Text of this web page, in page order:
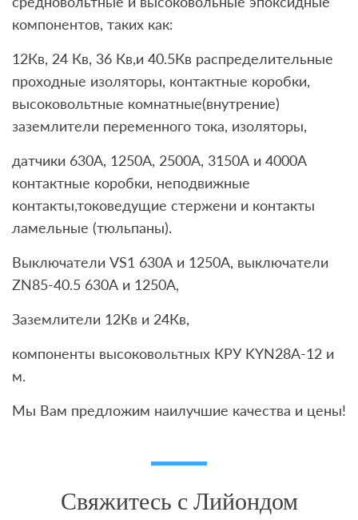
компонентов, таких как:
12Кв, 24 Кв, 36 Кв,и 40.5Кв распределительные
проходные изоляторы, контактные коробки,
высоковольтные комнатные(внутрение)
заземлители переменного тока, изоляторы,
датчики 630А, 1250A, 2500А, 3150А и 4000А
контактные коробки, неподвижные
контакты,токоведущие стержени и контакты
ламельные (тюльпаны).
Выключатели VS1 630А и 1250А, выключатели
ZN85-40.5 630А и 1250А,
Заземлители 12Кв и 24Кв,
компоненты высоковольтных КРУ KYN28A-12 и
м.
Мы Вам предложим наилучшие качества и цены!
Свяжитесь с Лийондом